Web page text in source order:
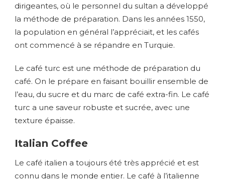
dirigeantes, où le personnel du sultan a développé
la méthode de préparation. Dans les années 1550,
la population en général l’appréciait, et les cafés
ont commencé à se répandre en Turquie.
Le café turc est une méthode de préparation du
café. On le prépare en faisant bouillir ensemble de
l’eau, du sucre et du marc de café extra-fin. Le café
turc a une saveur robuste et sucrée, avec une
texture épaisse.
Italian Coffee
Le café italien a toujours été très apprécié et est
connu dans le monde entier. Le café à l’italienne